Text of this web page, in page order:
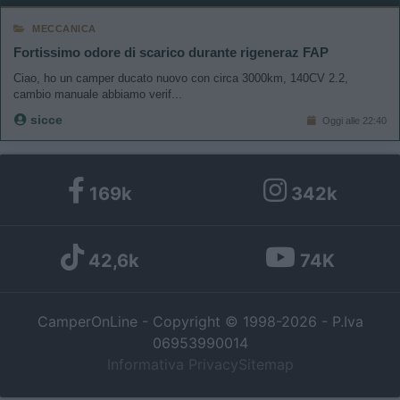
MECCANICA
Fortissimo odore di scarico durante rigeneraz FAP
Ciao, ho un camper ducato nuovo con circa 3000km, 140CV 2.2,
cambio manuale abbiamo verif...
sicce Oggi alle 22:40
169k 342k
42,6k 74K
CamperOnLine - Copyright © 1998-2026 - P.Iva
06953990014
Informativa Privacy Sitemap